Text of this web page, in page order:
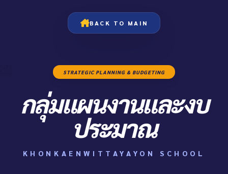
BACK TO MAIN
STRATEGIC PLANNING & BUDGETING
กลุ่มแผนงานและงบ
ประมาณ
KHONKAENWITTAYAYON SCHOOL